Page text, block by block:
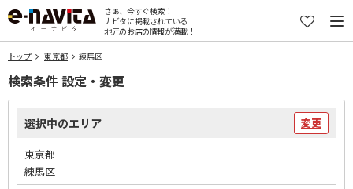
さぁ、今すぐ検索！
ナビタに掲載されている
地元のお店の情報が満載！
トップ 東京都 練馬区
検索条件 設定・変更
選択中のエリア 変更
東京都
練馬区